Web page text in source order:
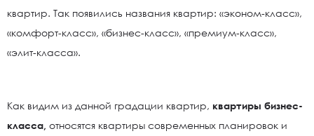
квартир. Так появились названия квартир: «эконом-класс»,
«комфорт-класс», «бизнес-класс», «премиум-класс»,
«элит-класса».
Как видим из данной градации квартир, квартиры бизнес-
класса, относятся квартиры современных планировок и